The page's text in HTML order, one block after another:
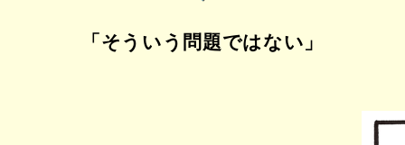
「そういう問題ではない」